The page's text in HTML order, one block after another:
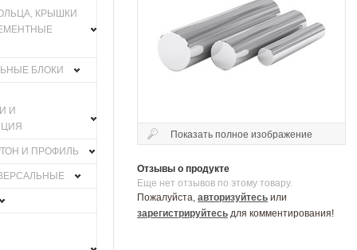
КРЫШКИ
БЛОКИ
И
И ПРОФИЛЬ
Показать полное изображение
Отзывы о продукте
Еще нет отзывов по этому товару.
Пожалуйста, авторизуйтесь или
зарегистрируйтесь для комментирования!